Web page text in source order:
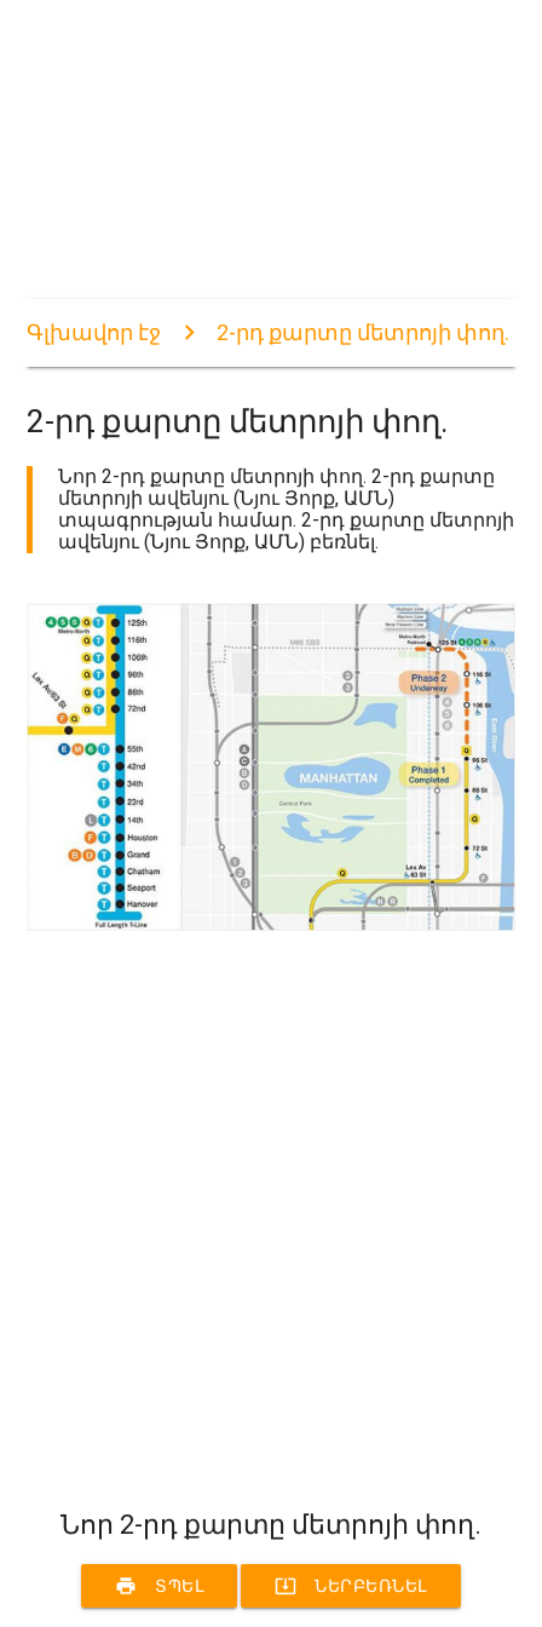
Գլխավոր էջ 2-րդ քարտը մետրոյի փող.
2-րդ քարտը մետրոյի փող.
Նոր 2-րդ քարտը մետրոյի փող. 2-րդ քարտը
մետրոյի ավենյու (Նյու Յորք, ԱՄՆ)
տպագրության համար. 2-րդ քարտը մետրոյի
ավենյու (Նյու Յորք, ԱՄՆ) բեռնել.
Նոր 2-րդ քարտը մետրոյի փող.
print ՏՊԵԼ system_update_alt ՆԵՐԲԵՌՆԵԼ